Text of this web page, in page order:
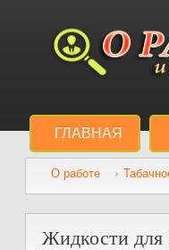
ГЛАВНАЯ
О работе
Жидкости для